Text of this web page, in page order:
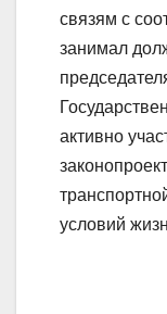
связям с
занимал
активно
условий